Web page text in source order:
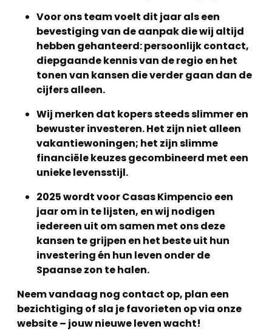
Voor ons team voelt dit jaar als een
bevestiging van de aanpak die wij altijd
hebben gehanteerd: persoonlijk contact,
diepgaande kennis van de regio en het
tonen van kansen die verder gaan dan de
cijfers alleen.
Wij merken dat kopers steeds slimmer en
bewuster investeren. Het zijn niet alleen
vakantiewoningen; het zijn slimme
financiële keuzes gecombineerd met een
unieke levensstijl.
2025 wordt voor Casas Kimpencio een
jaar om in te lijsten, en wij nodigen
iedereen uit om samen met ons deze
kansen te grijpen en het beste uit hun
investering én hun leven onder de
Spaanse zon te halen.
Neem vandaag nog contact op, plan een
bezichtiging of sla je favorieten op via onze
website – jouw nieuwe leven wacht!